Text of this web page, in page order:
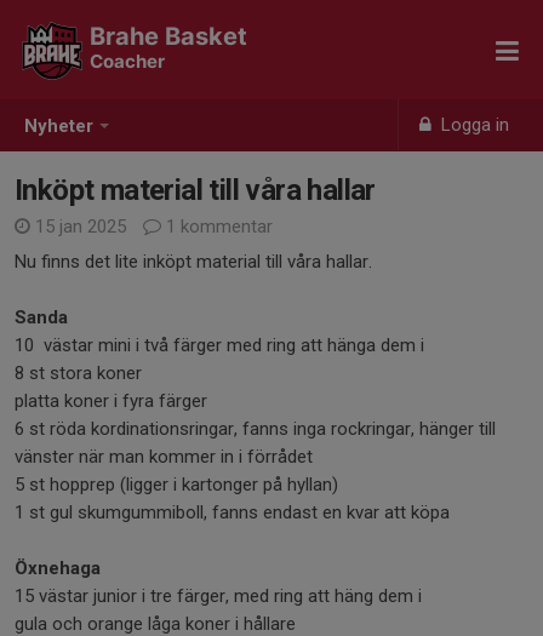
Nyheter Logga in
Brahe Basket
Coacher
Inköpt material till våra hallar
15 jan 2025
1 kommentar
Nu finns det lite inköpt material till våra hallar.
Sanda
10 västar mini i två färger med ring att hänga dem i
8 st stora koner
platta koner i fyra färger
6 st röda kordinationsringar, fanns inga rockringar, hänger till
vänster när man kommer in i förrådet
5 st hopprep (ligger i kartonger på hyllan)
1 st gul skumgummiboll, fanns endast en kvar att köpa
Öxnehaga
15 västar junior i tre färger, med ring att häng dem i
gula och orange låga koner i hållare